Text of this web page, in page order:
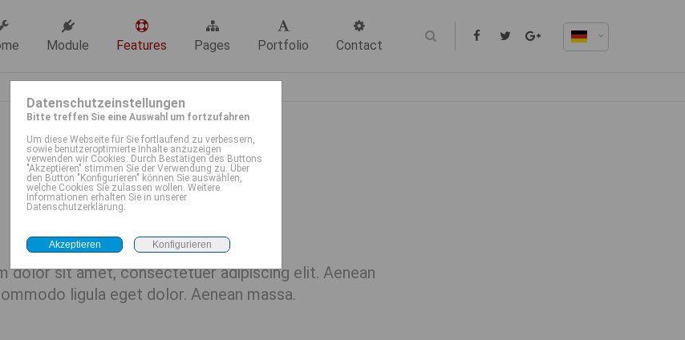
Module Features Pages Portfolio Contact
CSS3 Animations
dolor sit amet, consectetuer adipiscing elit. Aenean
ligula eget dolor. Aenean massa.
Datenschutzeinstellungen
Bitte treffen Sie eine Auswahl um fortzufahren
Um diese Webseite für Sie fortlaufend zu verbessern,
sowie benutzeroptimierte Inhalte anzuzeigen
verwenden wir Cookies. Durch Bestätigen des Buttons
"Akzeptieren" stimmen Sie der Verwendung zu. Über
den Button "Konfigurieren" können Sie auswählen,
welche Cookies Sie zulassen wollen. Weitere
Informationen erhalten Sie in unserer
Datenschutzerklärung.